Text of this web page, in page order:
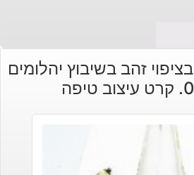
עגילי כסף 925 בציפוי זהב בשיבוץ יהלומים